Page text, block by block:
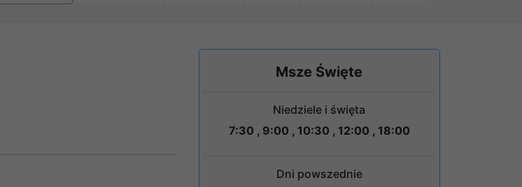
Msze Święte
Niedziele i święta
7:30 , 9:00 , 10:30 , 12:00 , 18:00
Dni powszednie